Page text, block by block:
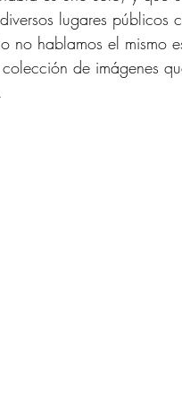
lugares públicos
no hablamos el mismo
de imágenes